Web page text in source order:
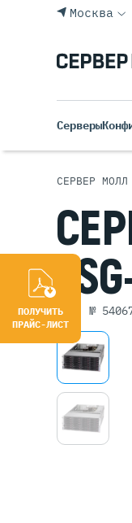
Москва
Серверы
СЕРВЕР МОЛЛ
арт. №
ПОЛУЧИТЬ
ПРАЙС-ЛИСТ